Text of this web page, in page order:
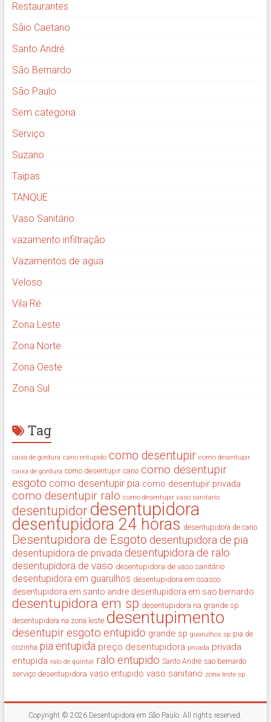
Restaurantes
Sãio Caetano
Santo André
São Bernardo
São Paulo
Sem categoria
Serviço
Suzano
Taipas
TANQUE
Vaso Sanitário
vazamento infiltração
Vazamentos de agua
Veloso
Vila Ré
Zona Leste
Zona Norte
Zona Oeste
Zona Sul
Tag
caixa de gordura cano entupido como desentupir como desentupir
caixa de gordura como desentupir cano como desentupir
esgoto como desentupir pia como desentupir privada
como desentupir ralo como desentupir vaso sanitario
desentupidor desentupidora
desentupidora 24 horas desentupidora de cano
Desentupidora de Esgoto desentupidora de pia
desentupidora de privada desentupidora de ralo
desentupidora de vaso desentupidora de vaso sanitário
desentupidora em guarulhos desentupidora em osasco
desentupidora em santo andre desentupidora em sao bernardo
desentupidora em sp desentupidora na grande sp
desentupidora na zona leste desentupimento
desentupir esgoto entupido grande sp guarulhos sp pia de
cozinha pia entupida preço desentupidora privada privada
entupida ralo de quintal ralo entupido Santo André sao bernardo
serviço desentupidora vaso entupido vaso sanitario zona leste sp
Copyright © 2026 Desentupidora em São Paulo. All rights reserved.